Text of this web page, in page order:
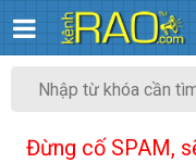
Đừng cố SPAM,